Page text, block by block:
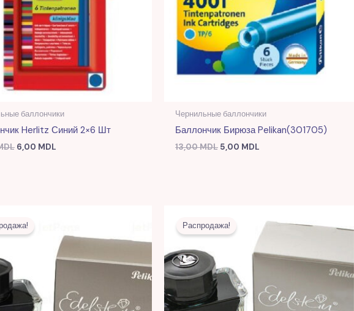
баллончики
Herlitz Синий 2×6 Шт
6,00 MDL
Чернильные баллончики
Баллончик Бирюза Pelikan(301705)
13,00MDL 5,00 MDL
цена
составляла
257,00 MDL.
Распродажа!
цена
составляла
243,00 MDL.
цена: